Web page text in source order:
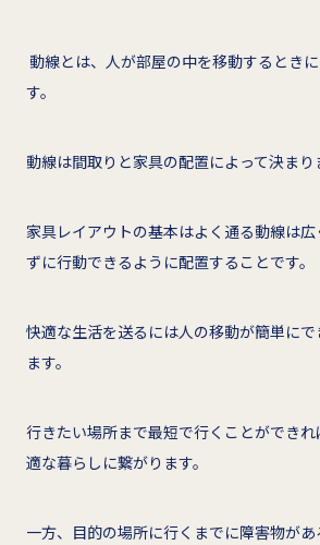
動線とは、人が部屋の中を移動するとき
す。
動線は間取りと家具の配置によって決まり
家具レイアウトの基本はよく通る動線は
ずに行動できるように配置することです。
快適な生活を送るには人の移動が簡単に
ます。
行きたい場所まで最短で行くことができ
適な暮らしに繋がります。
一方、目的の場所に行くまでに障害物が